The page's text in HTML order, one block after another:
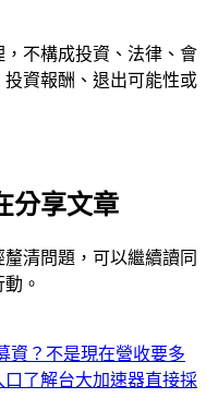
不構成投資、法律、會
資報酬、退出可能性或
分享文章
清問題，可以繼續讀同
。
資？不是現在營收要多
口 了解台大加速器直接採